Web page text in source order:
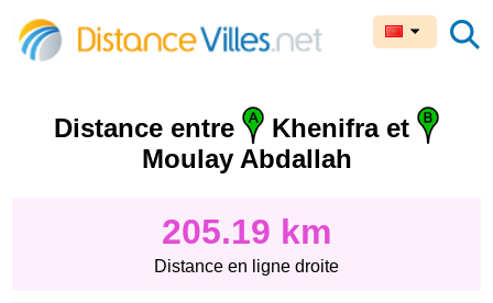
Distance entre
Khenifra et
Moulay Abdallah
205.19 km
Distance en ligne droite